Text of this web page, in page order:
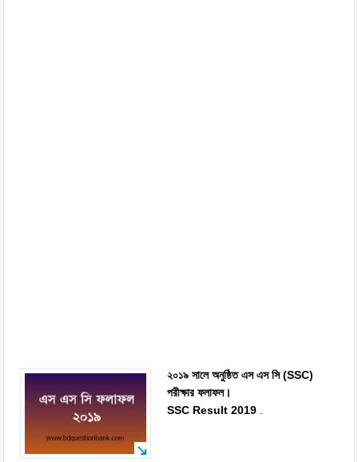
২০১৯ সালে অনুষ্ঠিত এস এস সি (SSC)
পরীক্ষার ফলাফল।
SSC Result 2019